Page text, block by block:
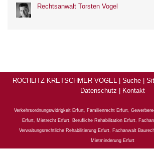
Rechtsanwalt Torsten Vogel
ROCHLITZ KRETSCHMER VOGEL | Suche
Datenschutz
Kontakt
Verkehrsordnungswidrigkeit Erfurt Familienrecht Erfurt
Erfurt, Mietrecht Erfurt, Berufliche Rehabilitation Erfurt,
Verwaltungsrechtliche Rehabilitierung Erfurt
Fachanwalt
Mietminderung Erfurt